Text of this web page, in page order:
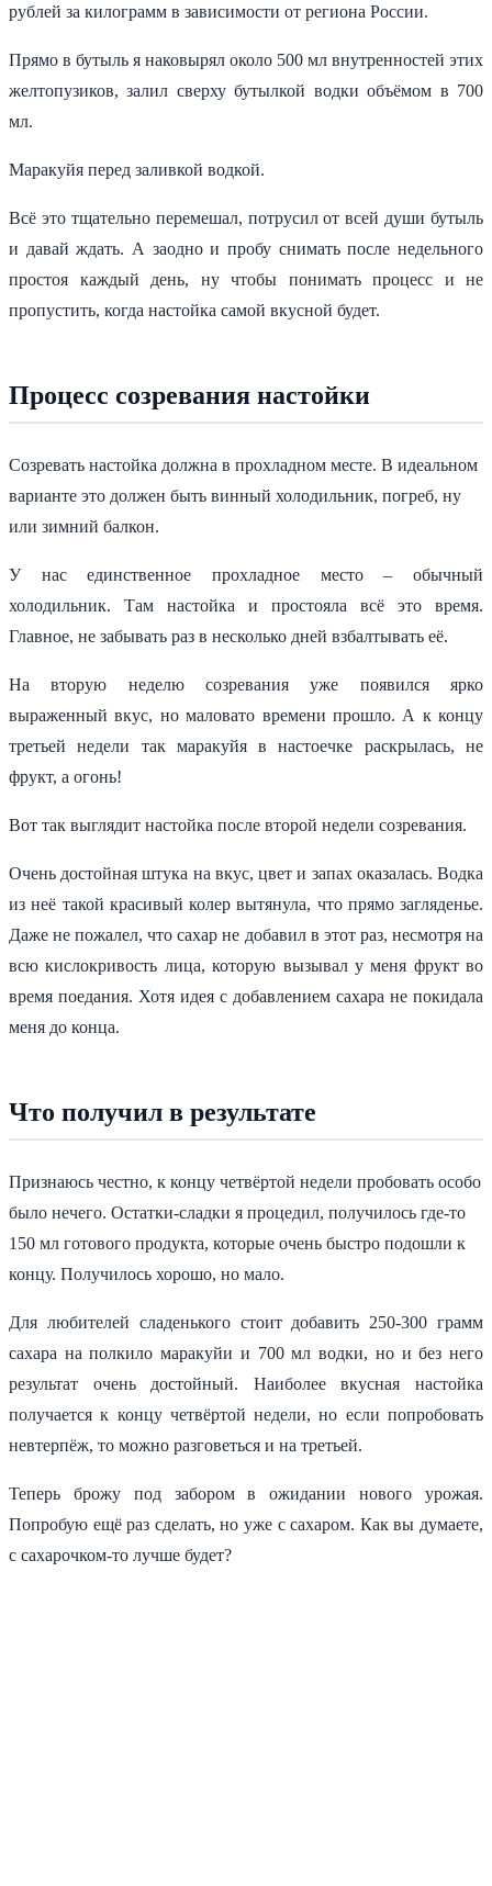
рублей за килограмм в зависимости от региона России.
Прямо в бутыль я наковырял около 500 мл внутренностей этих
желтопузиков, залил сверху бутылкой водки объёмом в 700
мл.
Маракуйя перед заливкой водкой.
Всё это тщательно перемешал, потрусил от всей души бутыль
и давай ждать. А заодно и пробу снимать после недельного
простоя каждый день, ну чтобы понимать процесс и не
пропустить, когда настойка самой вкусной будет.
Процесс созревания настойки
Созревать настойка должна в прохладном месте. В идеальном
варианте это должен быть винный холодильник, погреб, ну
или зимний балкон.
У нас единственное прохладное место – обычный
холодильник. Там настойка и простояла всё это время.
Главное, не забывать раз в несколько дней взбалтывать её.
На вторую неделю созревания уже появился ярко
выраженный вкус, но маловато времени прошло. А к концу
третьей недели так маракуйя в настоечке раскрылась, не
фрукт, а огонь!
Вот так выглядит настойка после второй недели созревания.
Очень достойная штука на вкус, цвет и запах оказалась. Водка
из неё такой красивый колер вытянула, что прямо загляденье.
Даже не пожалел, что сахар не добавил в этот раз, несмотря на
всю кислокривость лица, которую вызывал у меня фрукт во
время поедания. Хотя идея с добавлением сахара не покидала
меня до конца.
Что получил в результате
Признаюсь честно, к концу четвёртой недели пробовать особо
было нечего. Остатки-сладки я процедил, получилось где-то
150 мл готового продукта, которые очень быстро подошли к
концу. Получилось хорошо, но мало.
Для любителей сладенького стоит добавить 250-300 грамм
сахара на полкило маракуйи и 700 мл водки, но и без него
результат очень достойный. Наиболее вкусная настойка
получается к концу четвёртой недели, но если попробовать
невтерпёж, то можно разговеться и на третьей.
Теперь брожу под забором в ожидании нового урожая.
Попробую ещё раз сделать, но уже с сахаром. Как вы думаете,
с сахарочком-то лучше будет?